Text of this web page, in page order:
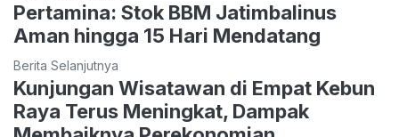
Pertamina: Stok BBM Jatimbalinus
Aman hingga 15 Hari Mendatang
Berita Selanjutnya
Kunjungan Wisatawan di Empat Kebun
Raya Terus Meningkat, Dampak